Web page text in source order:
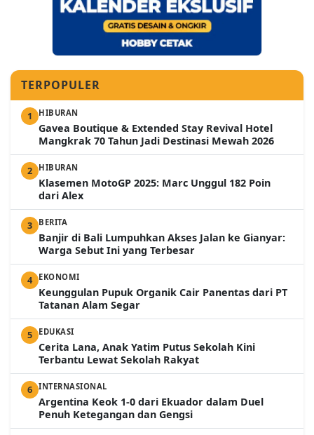
TERPOPULER
1 HIBURAN
Gavea Boutique & Extended Stay Revival Hotel
Mangkrak 70 Tahun Jadi Destinasi Mewah 2026
2 HIBURAN
Klasemen MotoGP 2025: Marc Unggul 182 Poin
dari Alex
3 BERITA
Banjir di Bali Lumpuhkan Akses Jalan ke Gianyar:
Warga Sebut Ini yang Terbesar
4 EKONOMI
Keunggulan Pupuk Organik Cair Panentas dari PT
Tatanan Alam Segar
5 EDUKASI
Cerita Lana, Anak Yatim Putus Sekolah Kini
Terbantu Lewat Sekolah Rakyat
6 INTERNASIONAL
Argentina Keok 1-0 dari Ekuador dalam Duel
Penuh Ketegangan dan Gengsi